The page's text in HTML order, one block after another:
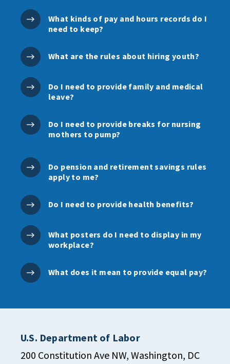
What kinds of pay and hours records do I
need to keep?
What are the rules about hiring youth?
Do I need to provide family and medical
leave?
Do I need to provide breaks for nursing
mothers to pump?
Do pension and retirement savings rules
apply to me?
Do I need to provide health benefits?
What posters do I need to display in my
workplace?
What does it mean to provide equal pay?
U.S. Department of Labor
200 Constitution Ave NW, Washington, DC